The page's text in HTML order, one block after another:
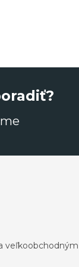
veľkoobchodným